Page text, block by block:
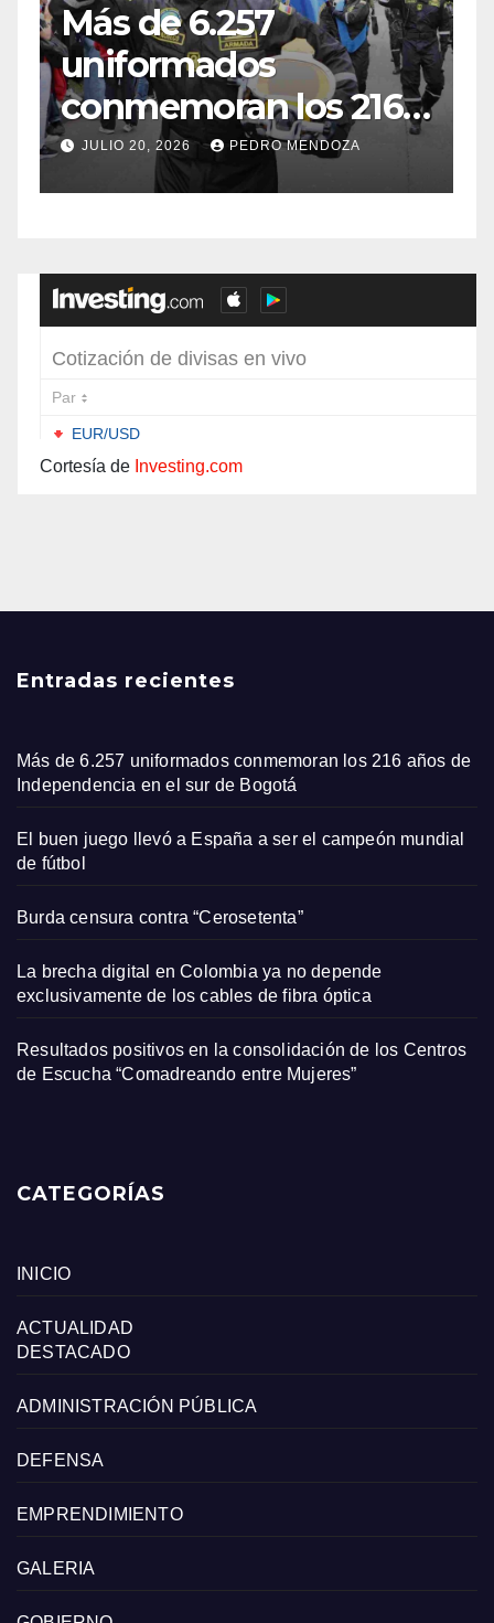
Más de 6.257
uniformados
conmemoran los 216
años de
Independencia en el
JULIO 20, 2026 PEDRO MENDOZA
Cortesía de Investing.com
Entradas recientes
Más de 6.257 uniformados conmemoran los 216 años de
Independencia en el sur de Bogotá
El buen juego llevó a España a ser el campeón mundial
de fútbol
Burda censura contra “Cerosetenta”
La brecha digital en Colombia ya no depende
exclusivamente de los cables de fibra óptica
Resultados positivos en la consolidación de los Centros
de Escucha “Comadreando entre Mujeres”
CATEGORÍAS
INICIO
ACTUALIDAD
DESTACADO
ADMINISTRACIÓN PÚBLICA
DEFENSA
EMPRENDIMIENTO
GALERIA